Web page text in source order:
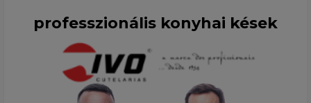
professzionális konyhai kések